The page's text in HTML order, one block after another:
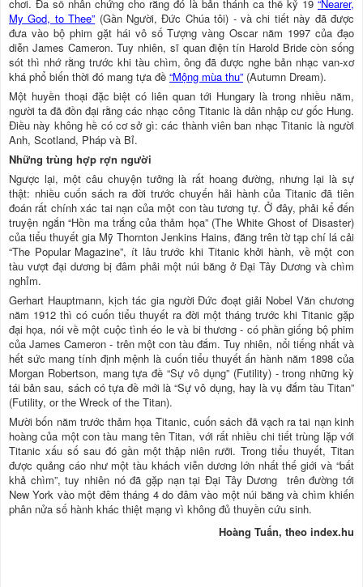
chơi. Đa số nhân chứng cho rằng đó là bản thánh ca thế kỷ 19 “Nearer,
My God, to Thee” (Gần Người, Đức Chúa tôi) - và chi tiết này đã được
đưa vào bộ phim gặt hái vô số Tượng vàng Oscar năm 1997 của đạo
diễn James Cameron. Tuy nhiên, sĩ quan điện tín Harold Bride còn sống
sót thì nhớ rằng trước khi tàu chìm, ông đã được nghe bản nhạc van-xơ
khá phổ biến thời đó mang tựa đề “Mộng mùa thu” (Autumn Dream).
Một huyền thoại đặc biệt có liên quan tới Hungary là trong nhiều năm,
người ta đã đồn đại rằng các nhạc công Titanic là dân nhập cư gốc Hung.
Điều này không hề có cơ sở gì: các thành viên ban nhạc Titanic là người
Anh, Scotland, Pháp và Bỉ.
Những trùng hợp rợn người
Ngược lại, một câu chuyện tưởng là rất hoang đường, nhưng lại là sự
thật: nhiều cuốn sách ra đời trước chuyến hải hành của Titanic đã tiên
đoán rất chính xác tai nạn của một con tàu tương tự. Ở đây, phải kể đến
truyện ngắn “Hồn ma trắng của thảm họa” (The White Ghost of Disaster)
của tiểu thuyết gia Mỹ Thornton Jenkins Hains, đăng trên tờ tạp chí lá cải
“The Popular Magazine”, ít lâu trước khi Titanic khởi hành, về một con
tàu vượt đại dương bị đâm phải một núi băng ở Đại Tây Dương và chìm
nghỉm.
Gerhart Hauptmann, kịch tác gia người Đức đoạt giải Nobel Văn chương
năm 1912 thì có cuốn tiểu thuyết ra đời một tháng trước khi Titanic gặp
đại họa, nói về một cuộc tình éo le và bi thương - có phần giống bộ phim
của James Cameron - trên một con tàu đắm. Tuy nhiên, nổi tiếng nhất và
hết sức mang tính định mệnh là cuốn tiểu thuyết ấn hành năm 1898 của
Morgan Robertson, mang tựa đề “Sự vô dụng” (Futility) - trong những kỳ
tái bản sau, sách có tựa đề mới là “Sự vô dụng, hay là vụ đắm tàu Titan”
(Futility, or the Wreck of the Titan).
Mười bốn năm trước thảm họa Titanic, cuốn sách đã vạch ra tai nạn kinh
hoàng của một con tàu mang tên Titan, với rất nhiều chi tiết trùng lặp với
Titanic xấu số sau đó gần một thập niên rưỡi. Trong tiểu thuyết, Titan
được quảng cáo như một tàu khách viễn dương lớn nhất thế giới và “bất
khả chìm”, tuy nhiên nó đã gặp nạn tại Đại Tây Dương trên đường tới
New York vào một đêm tháng 4 do đâm vào một núi băng và chìm khiến
phân nửa số hành khác thiệt mạng vì không đủ thuyền cứu sinh.
Hoàng Tuấn, theo index.hu